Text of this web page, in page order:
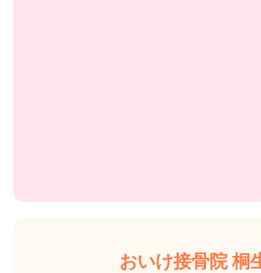
おいけ接骨院 桐